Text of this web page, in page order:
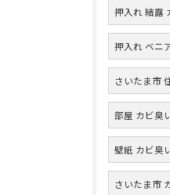
押入れ 結露
押入れ ベニ
さいたま市
部屋 カビ臭
壁紙 カビ臭
さいたま市